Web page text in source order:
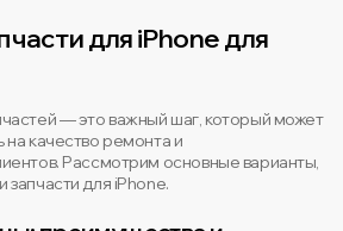
для iPhone для
— это важный шаг, который может
на качество ремонта и
Рассмотрим основные варианты,
для iPhone.